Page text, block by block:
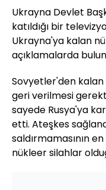
Ukrayna Devlet
katıldığı bir
Ukrayna'ya kalan
açıklamalarda
Sovyetler'den kalan
geri verilmesi
sayede Rusya'ya
etti. Ateşkes
saldırmamasının
nükleer silahlar